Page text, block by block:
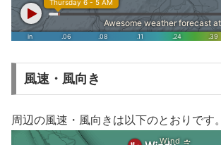
風速・風向き
周辺の風速・風向きは以下のとおりです。